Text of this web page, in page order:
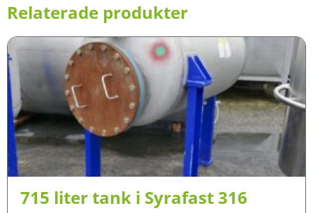
Relaterade produkter
715 liter tank i Syrafast 316